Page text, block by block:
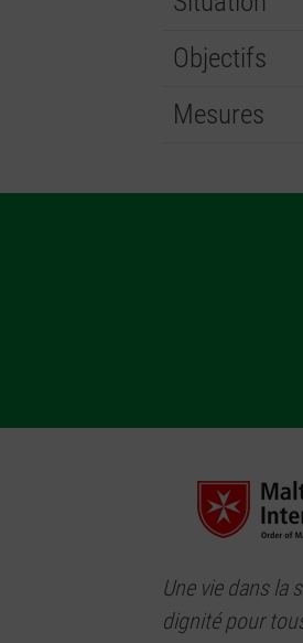
Objectifs
Mesures
Une vie dans la
dignité pour